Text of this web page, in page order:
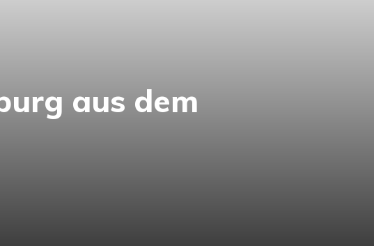
aus dem